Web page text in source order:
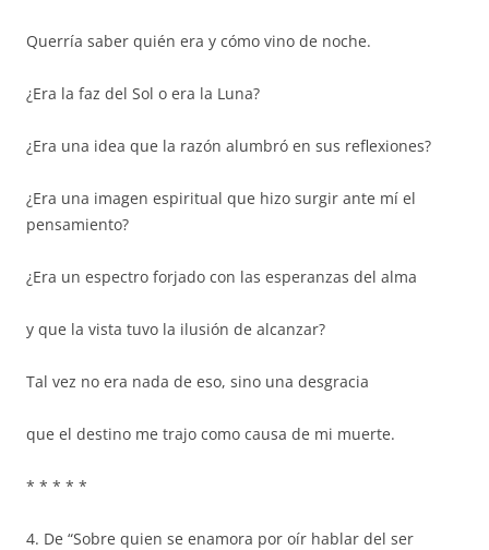
Querría saber quién era y cómo vino de noche.
¿Era la faz del Sol o era la Luna?
¿Era una idea que la razón alumbró en sus reflexiones?
¿Era una imagen espiritual que hizo surgir ante mí el
pensamiento?
¿Era un espectro forjado con las esperanzas del alma
y que la vista tuvo la ilusión de alcanzar?
Tal vez no era nada de eso, sino una desgracia
que el destino me trajo como causa de mi muerte.
* * * * *
4. De “Sobre quien se enamora por oír hablar del ser